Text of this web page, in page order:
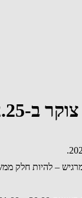
– להיות חלק